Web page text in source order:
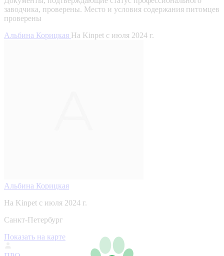
заводчика, проверены. Место и условия содержания питомцев
проверены
Альбина Корицкая На Kinpet c июля 2024 г.
Альбина Корицкая
На Kinpet c июля 2024 г.
Санкт-Петербург
Показать на карте